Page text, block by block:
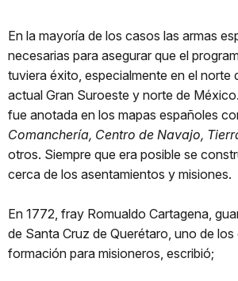
En la mayoría de los casos las armas
necesarias para asegurar que el
tuviera éxito, especialmente en el norte
actual Gran Suroeste y norte de México.
fue anotada en los mapas españoles
Comanchería, Centro de Navajo,
otros. Siempre que era posible se
cerca de los asentamientos y misiones.
En 1772, fray Romualdo Cartagena,
de Santa Cruz de Querétaro, uno de
formación para misioneros, escribió;